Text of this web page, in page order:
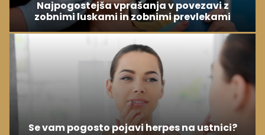
Najpogostejša vprašanja v povezavi z
zobnimi luskami in zobnimi prevlekami
Se vam pogosto pojavi herpes na ustnici?